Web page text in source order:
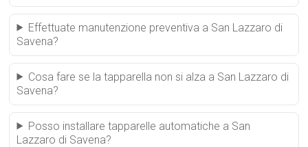
Effettuate manutenzione preventiva a San Lazzaro di
Savena?
Cosa fare se la tapparella non si alza a San Lazzaro di
Savena?
Posso installare tapparelle automatiche a San
Lazzaro di Savena?